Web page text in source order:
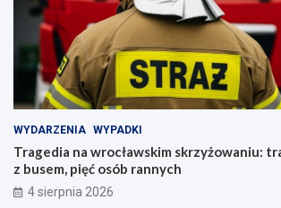
WYDARZENIA WYPADKI
Tragedia na wrocławskim skrzyżowaniu:
z busem, pięć osób rannych
4 sierpnia 2026